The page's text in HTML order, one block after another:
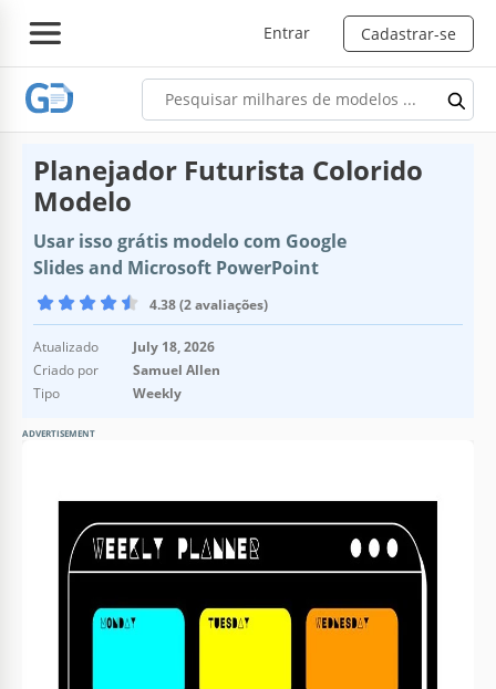
Entrar Cadastrar-se
Planejador Futurista Colorido
Modelo
Usar isso grátis modelo com Google
Slides and Microsoft PowerPoint
4.38 (2 avaliações)
Atualizado
July 18, 2026
Criado por
Samuel Allen
Tipo
Weekly
ADVERTISEMENT